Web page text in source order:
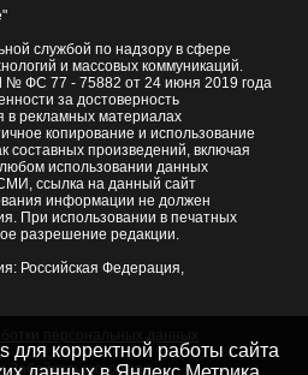
службой по надзору в сфере
и массовых коммуникаций.
№ ФС 77 - 75882 от 24 июня 2019 года
за достоверность
рекламных материалах
копирование и использование
составных произведений, включая
использовании данных
ссылка на данный сайт
информации не должен
При использовании в печатных
разрешение редакции.
Российская Федерация,
края
для корректной работы сайта